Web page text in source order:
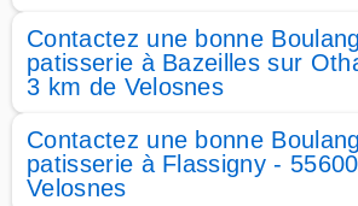
Contactez une bonne
patisserie à Bazeilles sur
3 km de Velosnes
Contactez une bonne
patisserie à Flassigny -
Velosnes